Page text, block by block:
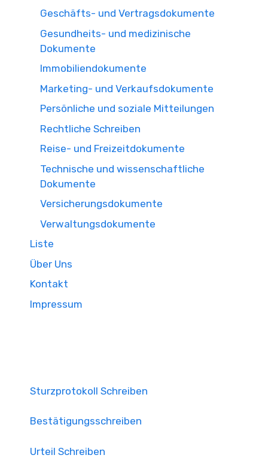
Geschäfts- und Vertragsdokumente
Gesundheits- und medizinische
Dokumente
Immobiliendokumente
Marketing- und Verkaufsdokumente
Persönliche und soziale Mitteilungen
Rechtliche Schreiben
Reise- und Freizeitdokumente
Technische und wissenschaftliche
Dokumente
Versicherungsdokumente
Verwaltungsdokumente
Liste
Über Uns
Kontakt
Impressum
Sturzprotokoll Schreiben
Bestätigungsschreiben
Urteil Schreiben